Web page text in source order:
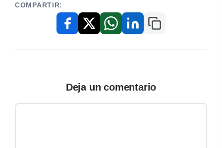
COMPARTIR:
FacebookX / TwitterWhatsAppLinkedInCopiar enlace
Deja un comentario